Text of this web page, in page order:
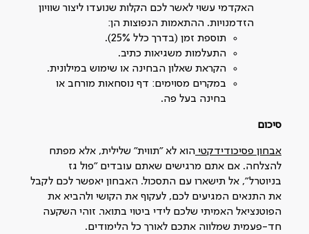
האקדמי עשוי לאשר לכם הקלות שנועדו ליצור שוויון
הזדמנויות. ההתאמות הנפוצות הן:
תוספת זמן (בדרך כלל 25%).
התעלמות משגיאות כתיב.
הקראת שאלון הבחינה או שימוש במילונית.
במקרים מסוימים: דף נוסחאות מורחב או
בחינה בעל פה.
סיכום
אבחון פסיכודידקטי הוא לא "תווית" שלילית, אלא מפתח
להצלחה. אם אתם מרגישים שאתם עובדים "פול גז
בניוטרל", אל תישארו עם התסכול. האבחון יאפשר לכם לקבל
את התנאים המגיעים לכם, לעקוף את הקושי ולהביא את
הפוטנציאל האמיתי שלכם לידי ביטוי בתואר. זוהי השקעה
חד-פעמית שמלווה אתכם לאורך כל הלימודים.